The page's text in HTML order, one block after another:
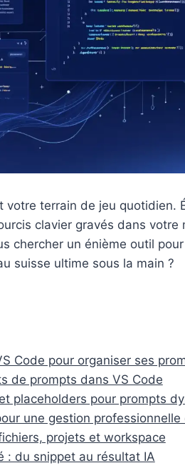
votre terrain de jeu quotidien.
clavier gravés dans
chercher un énième outil pour
suisse ultime sous la main ?
Code pour organiser ses
de prompts dans VS Code
placeholders pour prompts
une gestion professionnelle
projets et workspace
: du snippet au résultat IA